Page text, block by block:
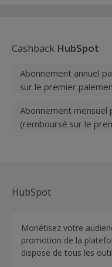
Cashback HubSpot
Abonnement annuel
sur le premier
Abonnement mensuel
(remboursé sur le
HubSpot
Monétisez votre
promotion de la
dispose de tous les